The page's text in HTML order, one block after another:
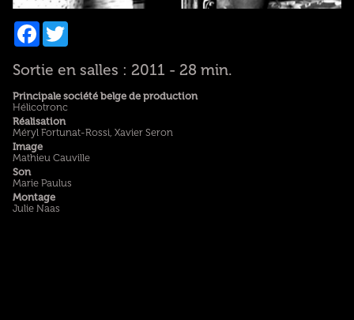
Facebook
Twitter
Sortie en salles : 2011 - 28 min.
Principale société belge de production
Hélicotronc
Réalisation
Méryl Fortunat-Rossi, Xavier Seron
Image
Mathieu Cauville
Son
Marie Paulus
Montage
Julie Naas